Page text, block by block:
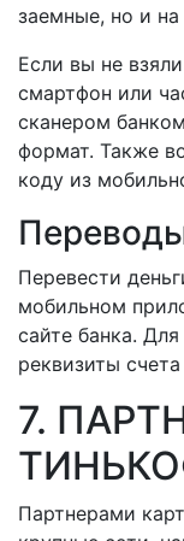
заемные, но и
Если вы не
смартфон или
сканером
формат. Также
коду из
Перевести
мобильном
сайте банка.
реквизиты
7.
Партнерами